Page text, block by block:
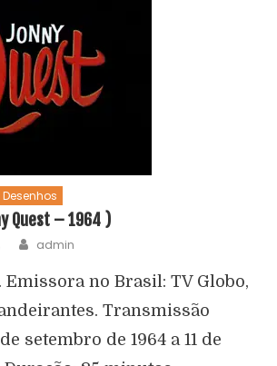
Desenhos
Quest – 1964 )
admin
Emissora no Brasil: TV Globo,
Transmissão
setembro de 1964 a 11 de